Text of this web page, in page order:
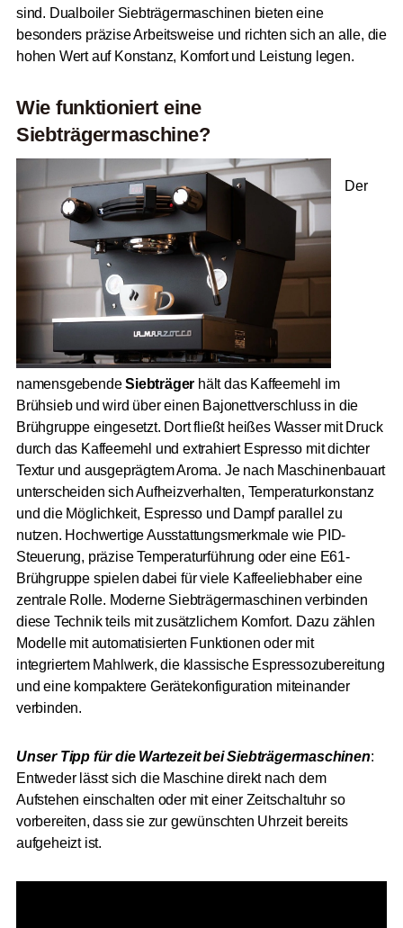
sind. Dualboiler Siebträgermaschinen bieten eine
besonders präzise Arbeitsweise und richten sich an alle, die
hohen Wert auf Konstanz, Komfort und Leistung legen.
Wie funktioniert eine
Siebträgermaschine?
Der
namensgebendeSiebträger hält das Kaffeemehl im
Brühsieb und wird über einen Bajonettverschluss in die
Brühgruppe eingesetzt. Dort fließt heißes Wasser mit Druck
durch das Kaffeemehl und extrahiert Espresso mit dichter
Textur und ausgeprägtem Aroma. Je nach Maschinenbauart
unterscheiden sich Aufheizverhalten, Temperaturkonstanz
und die Möglichkeit, Espresso und Dampf parallel zu
nutzen. Hochwertige Ausstattungsmerkmale wie PID-
Steuerung, präzise Temperaturführung oder eine E61-
Brühgruppe spielen dabei für viele Kaffeeliebhaber eine
zentrale Rolle. Moderne Siebträgermaschinen verbinden
diese Technik teils mit zusätzlichem Komfort. Dazu zählen
Modelle mit automatisierten Funktionen oder mit
integriertem Mahlwerk, die klassische Espressozubereitung
und eine kompaktere Gerätekonfiguration miteinander
verbinden.
Unser Tipp für die Wartezeit bei Siebträgermaschinen:
Entweder lässt sich die Maschine direkt nach dem
Aufstehen einschalten oder mit einer Zeitschaltuhr so
vorbereiten, dass sie zur gewünschten Uhrzeit bereits
aufgeheizt ist.